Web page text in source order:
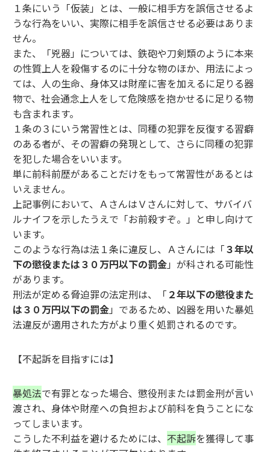
１条にいう「仮装」とは、一般に相手方を誤信させるよ
うな行為をいい、実際に相手を誤信させる必要はありま
せん。
また、「兇器」については、鉄砲や刀剣類のように本来
の性質上人を殺傷するのに十分な物のほか、用法によっ
ては、人の生命、身体又は財産に害を加えるに足りる器
物で、社会通念上人をして危険感を抱かせるに足りる物
も含まれます。
１条の３にいう常習性とは、同種の犯罪を反復する習癖
のある者が、その習癖の発現として、さらに同種の犯罪
を犯した場合をいいます。
単に前科前歴があることだけをもって常習性があるとは
いえません。
上記事例において、ＡさんはＶさんに対して、サバイバ
ルナイフを示したうえで「お前殺すぞ。」と申し向けて
います。
このような行為は法１条に違反し、Ａさんには「３年以
下の懲役または３０万円以下の罰金」が科される可能性
があります。
刑法が定める脅迫罪の法定刑は、「 ２年以下の懲役また
は３０万円以下の罰金」であるため、凶器を用いた暴処
法違反が適用された方がより重く処罰されるのです。
【不起訴を目指すには】
暴処法で有罪となった場合、懲役刑または罰金刑が言い
渡され、身体や財産への負担および前科を負うことにな
ってしまいます。
こうした不利益を避けるためには、 不起訴を獲得して事